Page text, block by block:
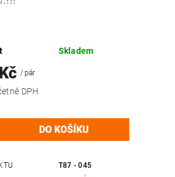
Skladem
/ pár
Kč včetně DPH
T87 - 045